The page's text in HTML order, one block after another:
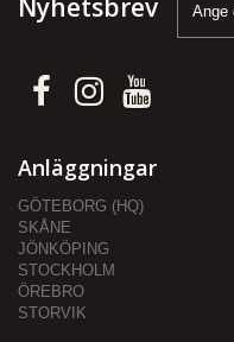
Nyhetsbrev
Anläggningar
GÖTEBORG (HQ)
SKÅNE
JÖNKÖPING
STOCKHOLM
ÖREBRO
STORVIK